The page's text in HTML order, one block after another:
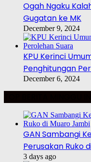
Ogah Ngaku
Gugatan ke MK
December 9, 2024
KPU Kerinci
Penghitungan
December 6, 2024
GAN Sambangi
Perusakan Ruko
3 days ago